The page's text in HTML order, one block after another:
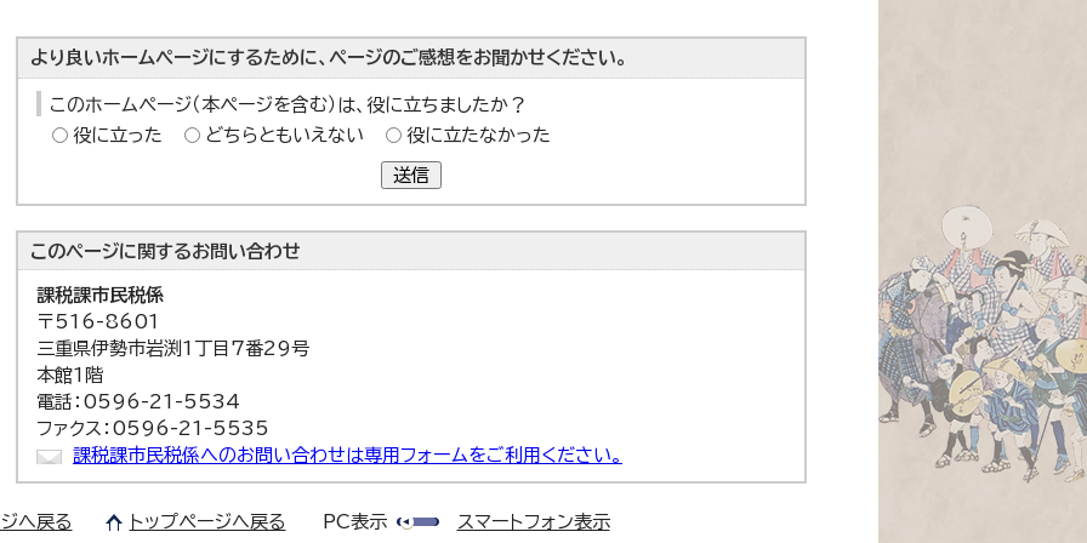
より良いホームページにするために、ページのご感想をお聞かせください。
このホームページ（本ページを含む）は、役に立ちましたか？
役に立った
どちらともいえない 役に立たなかった
送信
このページに関するお問い合わせ
課税課市民税係
〒516-8601
三重県伊勢市岩渕1丁目7番29号
本館1階
電話：0596-21-5534
ファクス：0596-21-5535
課税課市民税係へのお問い合わせは専用フォームをご利用ください。
へ戻る トップページへ戻る PC表示 スマートフォン表示